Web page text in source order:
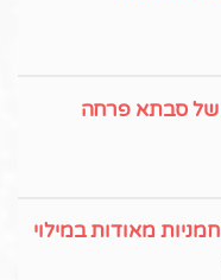
של סבתא פרחה
מאודות במילוי